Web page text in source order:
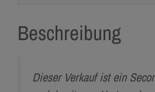
Beschreibung
Dieser Verkauf ist ein